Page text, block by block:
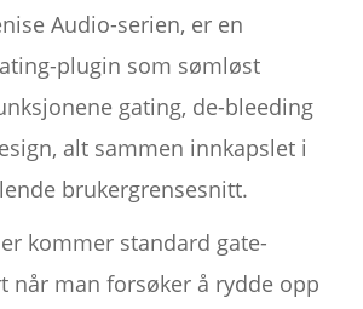
Audio-serien, er en
plugin som sømløst
gating, de-bleeding
alt sammen innkapslet i
brukergrensesnitt.
kommer standard gate-
når man forsøker å rydde opp